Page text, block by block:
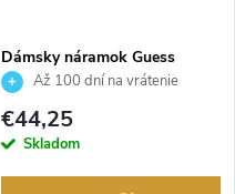
Dámsky náramok Guess
JUBB04156JWYGT
Až 100 dní na vrátenie
tovaru. Autorizovaný predajca.
€44,25
Skladom